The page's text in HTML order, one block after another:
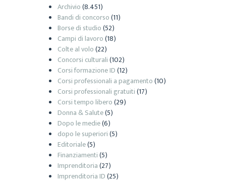
Archivio(8.451)
Bandi di concorso(11)
Borse di studio(52)
Campi di lavoro(18)
Colte al volo(22)
Concorsi culturali(102)
Corsi formazione ID(12)
Corsi professionali a pagamento(10)
Corsi professionali gratuiti(17)
Corsi tempo libero(29)
Donna & Salute(5)
Dopo le medie(6)
dopo le superiori(5)
Editoriale(5)
Finanziamenti(5)
Imprenditoria(27)
Imprenditoria ID(25)